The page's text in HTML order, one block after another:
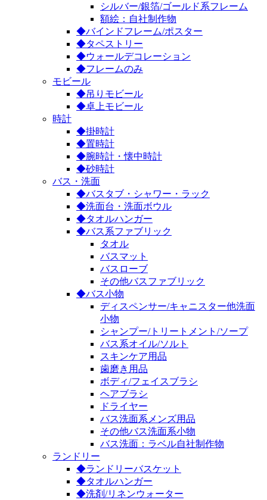
シルバー/銀箔/ゴールド系フレーム
額絵：自社制作物
◆バインドフレーム/ポスター
◆タペストリー
◆ウォールデコレーション
◆フレームのみ
モビール
◆吊りモビール
◆卓上モビール
時計
◆掛時計
◆置時計
◆腕時計・懐中時計
◆砂時計
バス・洗面
◆バスタブ・シャワー・ラック
◆洗面台・洗面ボウル
◆タオルハンガー
◆バス系ファブリック
タオル
バスマット
バスローブ
その他バスファブリック
◆バス小物
ディスペンサー/キャニスター他洗面
小物
シャンプー/トリートメント/ソープ
バス系オイル/ソルト
スキンケア用品
歯磨き用品
ボディ/フェイスブラシ
ヘアブラシ
ドライヤー
バス洗面系メンズ用品
その他バス洗面系小物
バス洗面：ラベル自社制作物
ランドリー
◆ランドリーバスケット
◆タオルハンガー
◆洗剤/リネンウォーター